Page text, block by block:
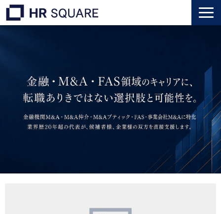
人材業界転職
インタビュー